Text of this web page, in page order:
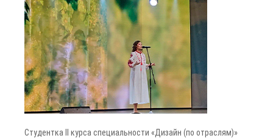
Студентка II курса специальности «Дизайн (по отраслям)»